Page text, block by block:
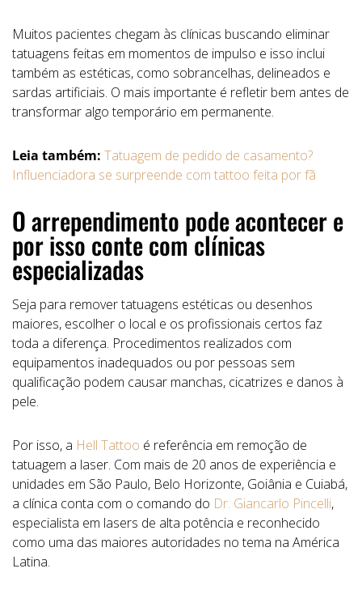
Muitos pacientes chegam às clínicas buscando eliminar
tatuagens feitas em momentos de impulso e isso inclui
também as estéticas, como sobrancelhas, delineados e
sardas artificiais. O mais importante é refletir bem antes de
transformar algo temporário em permanente.
Leia também: Tatuagem de pedido de casamento?
Influenciadora se surpreende com tattoo feita por fã
O arrependimento pode acontecer e
por isso conte com clínicas
especializadas
Seja para remover tatuagens estéticas ou desenhos
maiores, escolher o local e os profissionais certos faz
toda a diferença. Procedimentos realizados com
equipamentos inadequados ou por pessoas sem
qualificação podem causar manchas, cicatrizes e danos à
pele.
Por isso, a Hell Tattoo é referência em remoção de
tatuagem a laser. Com mais de 20 anos de experiência e
unidades em São Paulo, Belo Horizonte, Goiânia e Cuiabá,
a clínica conta com o comando do Dr. Giancarlo Pincelli,
especialista em lasers de alta potência e reconhecido
como uma das maiores autoridades no tema na América
Latina.